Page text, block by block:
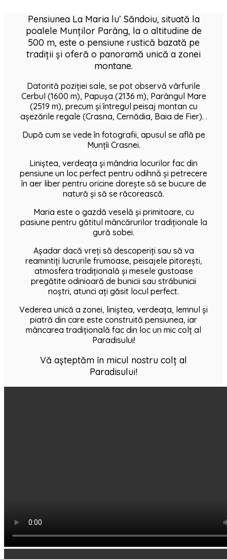
Pensiunea La Maria lu’ Săndoiu, situată la
poalele Munților Parâng, la o altitudine de
500 m, este o pensiune rustică bazată pe
tradiții și oferă o panoramă unică a zonei
montane.
Datorită poziției sale, se pot observă vârfurile
Cerbul (1600 m), Papușa (2136 m), Parângul Mare
(2519 m), precum și întregul peisaj montan cu
așezările regale (Crasna, Cernădia, Baia de Fier). .
După cum se vede în fotografii, apusul se află pe
Munțîi Crasnei.
Liniștea, verdeața și mândria locurilor fac din
pensiune un loc perfect pentru odihnă și petrecere
în aer liber pentru oricine dorește să se bucure de
natură și să se răcorească.
Maria este o gazdă veselă și primitoare, cu
pasiune pentru gătitul mâncărurilor tradiționale la
gură sobei.
Așadar dacă vreți să descoperiți sau să va
reamintiți lucrurile frumoase, peisajele pitorești,
atmosfera tradițională și mesele gustoase
pregătite odinioară de bunicii sau străbunicii
noștri, atunci ați găsit locul perfect.
Vederea unică a zonei, liniștea, verdeața, lemnul și
piatră din care este construită pensiunea, iar
mâncarea tradițională fac din loc un mic colț al
Paradisului!
Vă așteptăm în micul nostru colț al
Paradisului!